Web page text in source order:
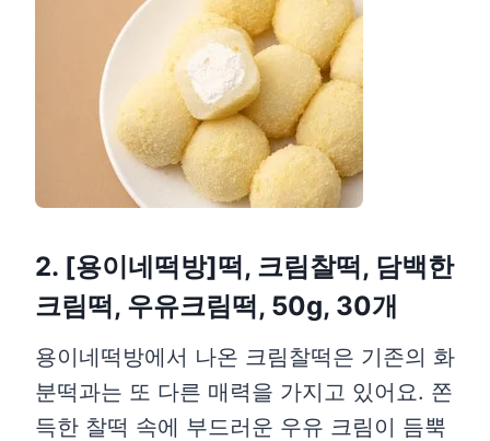
2. [용이네떡방]떡, 크림찰떡, 담백한
크림떡, 우유크림떡, 50g, 30개
용이네떡방에서 나온 크림찰떡은 기존의 화
분떡과는 또 다른 매력을 가지고 있어요. 쫀
득한 찰떡 속에 부드러운 우유 크림이 듬뿍